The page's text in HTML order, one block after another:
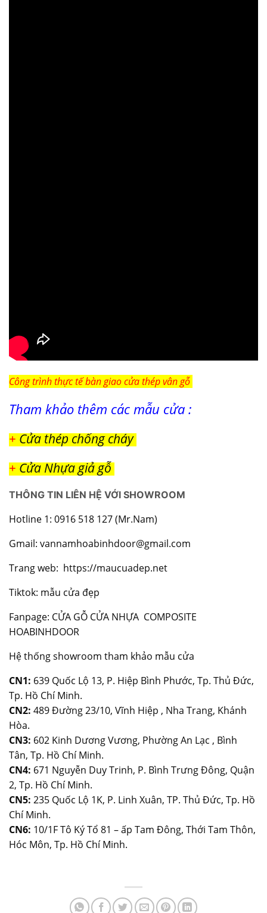
Công trình thực tế bàn giao cửa thép vân gỗ
Tham khảo thêm các mẫu cửa :
+Cửa thép chống cháy
+Cửa Nhựa giả gỗ
THÔNG TIN LIÊN HỆ VỚI SHOWROOM
Hotline 1: 0916 518 127 (Mr.Nam)
Gmail: vannamhoabinhdoor@gmail.com
Trang web: https://maucuadep.net
Tiktok: mẫu cửa đẹp
Fanpage: CỬA GỖ CỬA NHỰA COMPOSITE
HOABINHDOOR
Hệ thống showroom tham khảo mẫu cửa
CN1: 639 Quốc Lộ 13, P. Hiệp Bình Phước, Tp. Thủ Đức,
Tp. Hồ Chí Minh.
CN2: 489 Đường 23/10, Vĩnh Hiệp , Nha Trang, Khánh
Hòa.
CN3: 602 Kinh Dương Vương, Phường An Lạc , Bình
Tân, Tp. Hồ Chí Minh.
CN4: 671 Nguyễn Duy Trinh, P. Bình Trưng Đông, Quận
2, Tp. Hồ Chí Minh.
CN5: 235 Quốc Lộ 1K, P. Linh Xuân, TP. Thủ Đức, Tp. Hồ
Chí Minh.
CN6: 10/1F Tô Ký Tổ 81 – ấp Tam Đông, Thới Tam Thôn,
Hóc Môn, Tp. Hồ Chí Minh.